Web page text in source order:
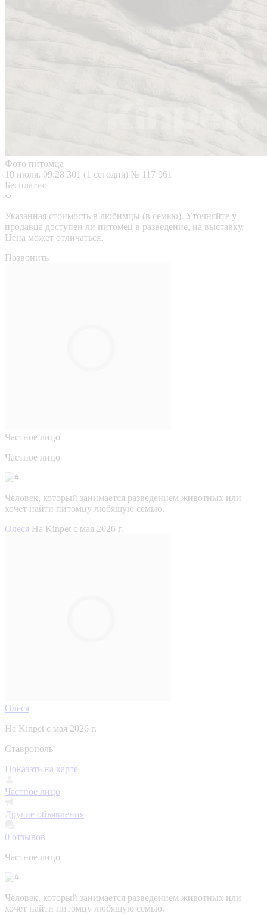
Фото питомца
10 июля, 09:28 301 (1 сегодня) № 117 961
Бесплатно
Указанная стоимость в любимцы (в семью). Уточняйте у
продавца доступен ли питомец в разведение, на выставку.
Цена может отличаться.
Позвонить
Частное лицо
Частное лицо
Человек, который занимается разведением животных или
хочет найти питомцу любящую семью.
Олеся На Kinpet c мая 2026 г.
Олеся
На Kinpet c мая 2026 г.
Ставрополь
Показать на карте
Частное лицо
Другие объявления
0 отзывов
Частное лицо
Человек, который занимается разведением животных или
хочет найти питомцу любящую семью.